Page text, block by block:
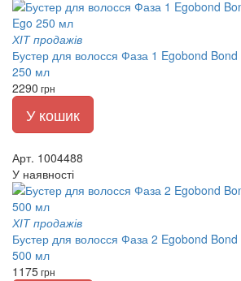
ХІТ продажів
Бустер для волосся Фаза 1 Egobond
250 мл
2290 грн
У кошик
Арт. 1004488
У наявності
ХІТ продажів
Бустер для волосся Фаза 2 Egobond
500 мл
1175грн